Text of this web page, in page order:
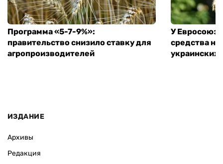
Программа «5-7-9%»:
правительство снизило ставку для
агропроизводителей
У
средства
ИЗДАНИЕ
Архивы
Редакция